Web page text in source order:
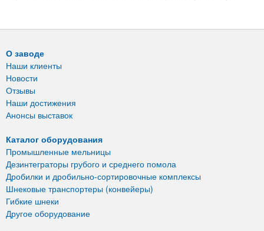
О заводе
Наши клиенты
Новости
Отзывы
Наши достижения
Анонсы выставок
Каталог оборудования
Промышленные мельницы
Дезинтеграторы грубого и среднего помола
Дробилки и дробильно-сортировочные комплексы
Шнековые транспортеры (конвейеры)
Гибкие шнеки
Другое оборудование